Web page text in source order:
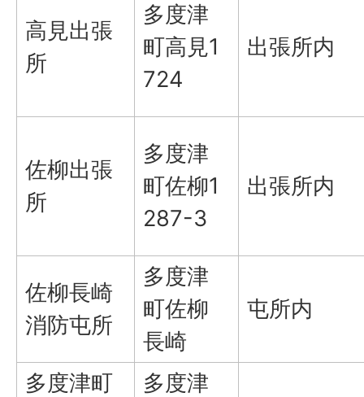
高見出張
所
多度津
町高見1
724
出張所内
佐柳出張
所
多度津
町佐柳1
287-3
出張所内
佐柳長崎
消防屯所
多度津
町佐柳
長崎
屯所内
多度津町
多度津